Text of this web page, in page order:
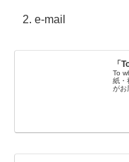
e-mail
「
To
紙・
がお